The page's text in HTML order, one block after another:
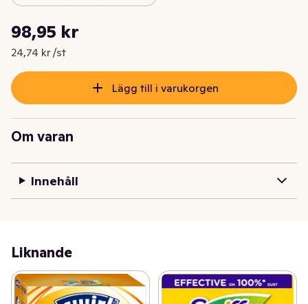
Nuvarande pris är: 98,95 kr
98,95 kr
24,74 kr /st
Styckpris: 24,74 kr /st
Lägg till i varukorgen
Om varan
Innehåll
Liknande